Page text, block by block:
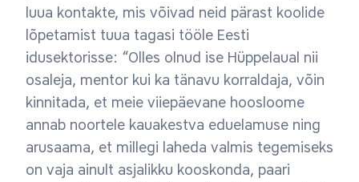
luua kontakte, mis võivad neid pärast koolide
lõpetamist tuua tagasi tööle Eesti
idusektorisse: “Olles olnud ise Hüppelaual nii
osaleja, mentor kui ka tänavu korraldaja, võin
kinnitada, et meie viiepäevane hoosloome
annab noortele kauakestva eduelamuse ning
arusaama, et millegi laheda valmis tegemiseks
on vaja ainult asjalikku kooskonda, paari